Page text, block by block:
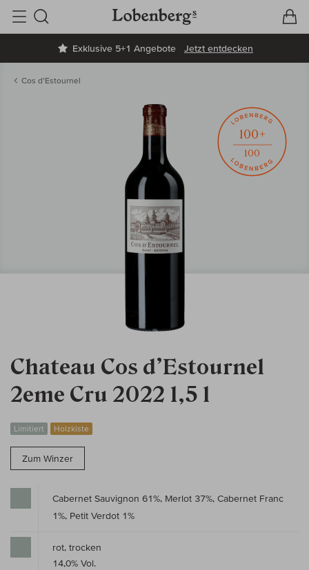
Exklusive 5+1 Angebote Jetzt entdecken
Suche
Cos d’Estournel
Chateau Cos d’Estournel
2eme Cru 2022 1,5 l
Limitiert Holzkiste
Zum Winzer
100+
100
Cabernet Sauvignon 61%, Merlot 37%, Cabernet Franc
1%, Petit Verdot 1%
rot, trocken
14,0% Vol.